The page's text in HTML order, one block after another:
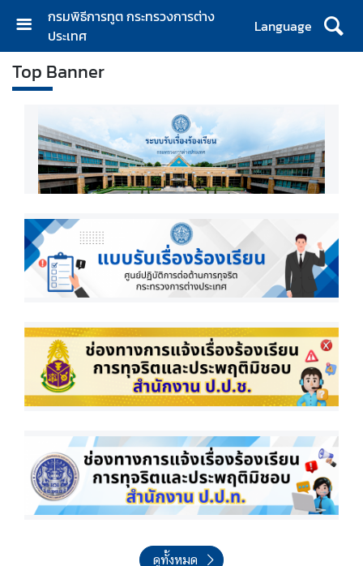
กรมพิธีการทูต กระทรวงการต่าง
ประเทศ
Language
ห
น้
า
ลั
ก
เ
ย
ว
กั
ม
ข่
า
ป
ร
ะ
ช
Top Banner
ดูทั้งหมด